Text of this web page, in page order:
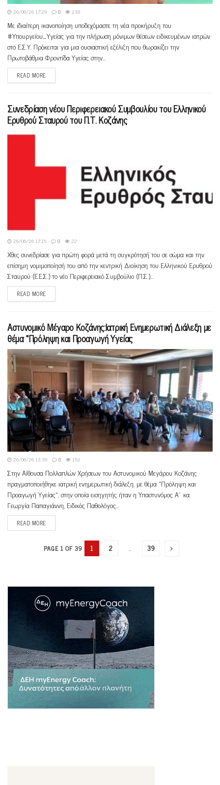
26/06/26 17:29 0 238
Με ιδιαίτερη ικανοποίηση υποδεχόμαστε τη νέα προκήρυξη του
#Υπουργείου_Υγείας για την πλήρωση μόνιμων θέσεων ειδικευμένων ιατρών
στο Ε.Σ.Υ. Πρόκειται για μια ουσιαστική εξέλιξη που θωρακίζει την
Πρωτοβάθμια Φροντίδα Υγείας στην...
READ MORE
Συνεδρίαση νέου Περιφερειακού Συμβουλίου του Ελληνικού
Ερυθρού Σταυρού του Π.Τ. Κοζάνης
26/06/26 17:15 0 22
Χθες συνεδρίασε για πρώτη φορά μετά τη συγκρότησή του σε σώμα και την
επίσημη νομιμοποίησή του από την κεντρική Διοίκηση του Ελληνικού Ερυθρού
Σταυρού (Ε.Ε.Σ.) το νέο Περιφερειακό Συμβούλιο (Π.Σ.)...
READ MORE
Αστυνομικό Μέγαρο Κοζάνης:Ιατρική Ενημερωτική Διάλεξη με
θέμα «Πρόληψη και Προαγωγή Υγείας
26/06/26 13:39 0 153
Στην Αίθουσα Πολλαπλών Χρήσεων του Αστυνομικού Μεγάρου Κοζάνης
πραγματοποιήθηκε ιατρική ενημερωτική διάλεξη, με θέμα «Πρόληψη και
Προαγωγή Υγείας», στην οποία εισηγητής ήταν η Υπαστυνόμος Α΄ κα.
Γεωργία Παπαγιάννη, Ειδικός Παθολόγος...
READ MORE
PAGE 1 OF 39 1 2 … 39